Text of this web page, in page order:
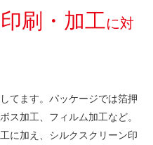
刷・加工に対
てます。パッケージでは箔押
ス加工、フィルム加工など。
に加え、シルクスクリーン印